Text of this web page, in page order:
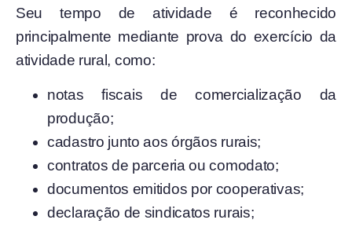
Seu tempo de atividade é reconhecido
principalmente mediante prova do exercício da
atividade rural, como:
notas fiscais de comercialização da
produção;
cadastro junto aos órgãos rurais;
contratos de parceria ou comodato;
documentos emitidos por cooperativas;
declaração de sindicatos rurais;